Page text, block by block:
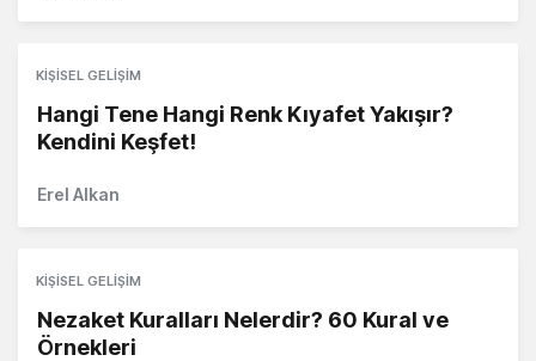
KIŞISEL GELIŞIM
Hangi Tene Hangi Renk Kıyafet Yakışır?
Kendini Keşfet!
Erel Alkan
KIŞISEL GELIŞIM
Nezaket Kuralları Nelerdir? 60 Kural ve
Örnekleri